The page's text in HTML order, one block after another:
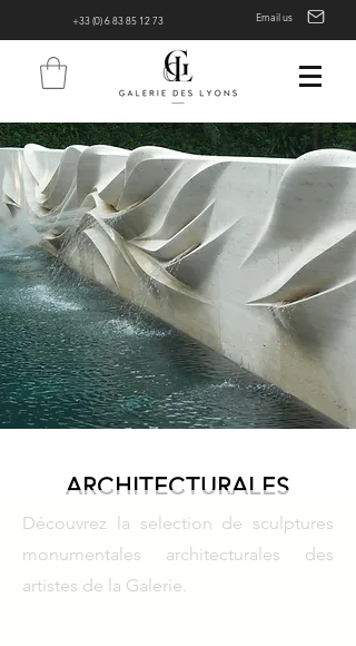
+33 (0) 6 83 85 12 73 Email us
ARCHITECTURALES
Découvrez la selection de sculptures
monumentales architecturales des
artistes de la Galerie.